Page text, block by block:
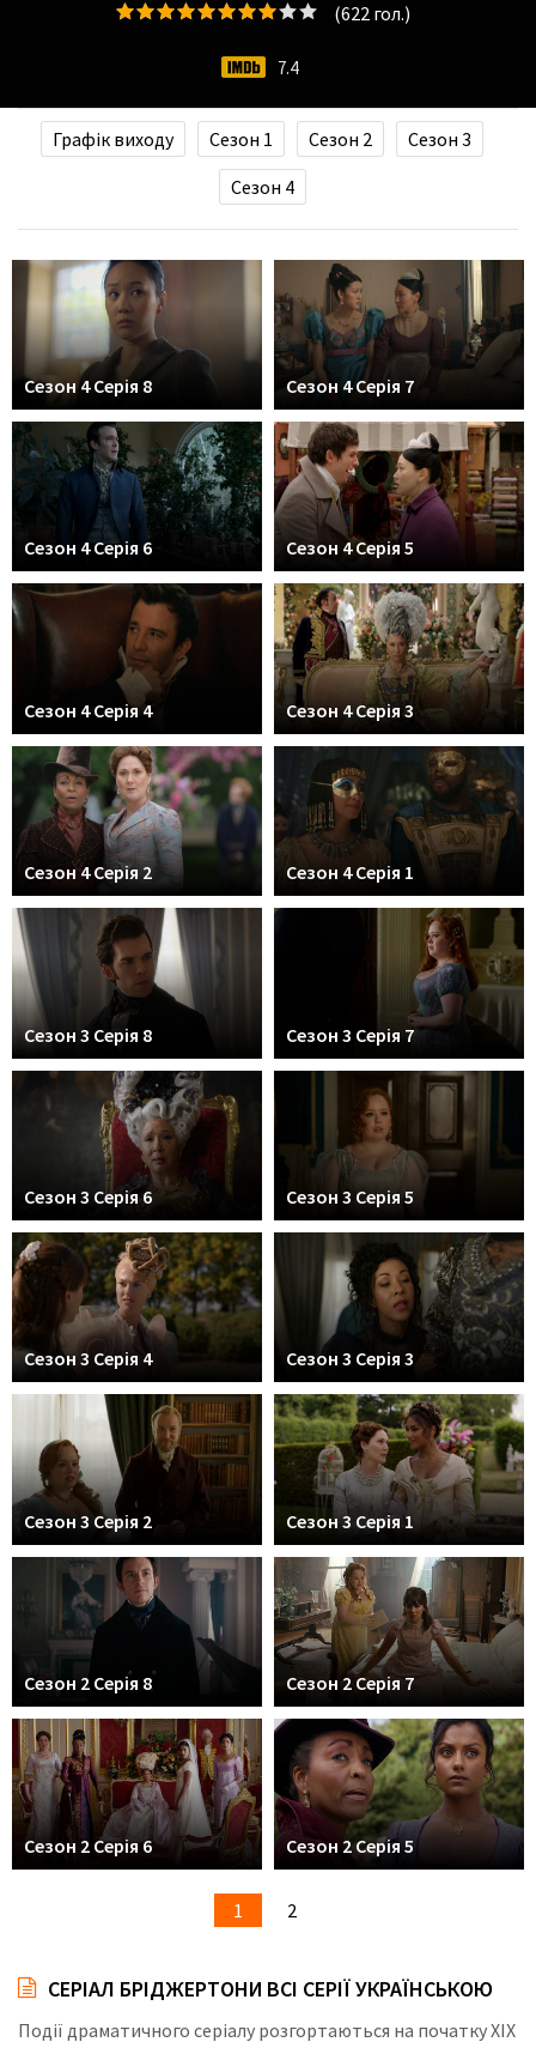
(622гол.)
7.4
Графік виходу Сезон 1 Сезон 2
Сезон 3
Сезон 4
Сезон 4 Серія 8 Сезон 4 Серія 7
Сезон 4 Серія 6 Сезон 4 Серія 5
Сезон 4 Серія 4 Сезон 4 Серія 3
Сезон 4 Серія 2 Сезон 4 Серія 1
Сезон 3 Серія 8 Сезон 3 Серія 7
Сезон 3 Серія 6 Сезон 3 Серія 5
Сезон 3 Серія 4 Сезон 3 Серія 3
Сезон 3 Серія 2 Сезон 3 Серія 1
Сезон 2 Серія 8 Сезон 2 Серія 7
Сезон 2 Серія 6 Сезон 2 Серія 5
1 2
СЕРІАЛ БРІДЖЕРТОНИ ВСІ СЕРІЇ УКРАЇНСЬКОЮ
Події драматичного серіалу розгортаються на початку XIX